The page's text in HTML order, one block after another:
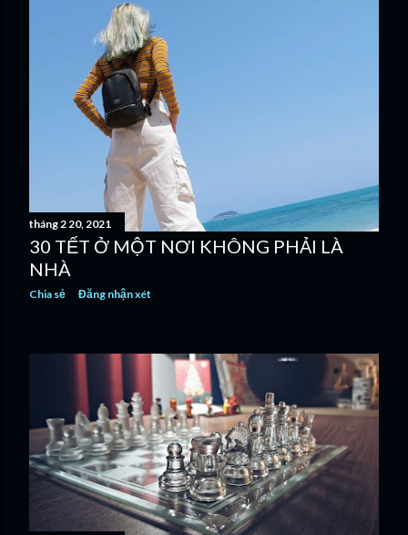
tháng 2 20, 2021
30 TẾT Ở MỘT NƠI KHÔNG PHẢI LÀ
NHÀ
Chia sẻ Đăng nhận xét